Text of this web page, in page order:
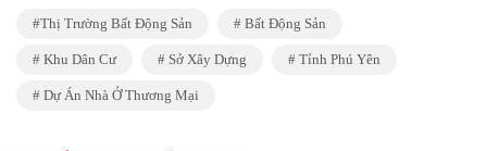
Thị Trường Bất Động Sản Bất Động Sản
Khu Dân Cư Sở Xây Dựng Tỉnh Phú Yên
Dự Án Nhà Ở Thương Mại